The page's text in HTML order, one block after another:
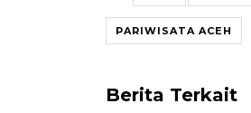
PARIWISATA ACEH
Berita Terkait